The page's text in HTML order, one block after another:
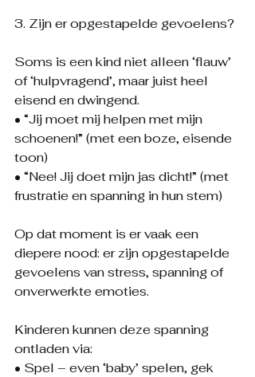
3. Zijn er opgestapelde gevoelens?
Soms is een kind niet alleen ‘flauw’
of ‘hulpvragend’, maar juist heel
eisend en dwingend.
• “Jij moet mij helpen met mijn
schoenen!” (met een boze, eisende
toon)
• “Nee! Jij doet mijn jas dicht!” (met
frustratie en spanning in hun stem)
Op dat moment is er vaak een
diepere nood: er zijn opgestapelde
gevoelens van stress, spanning of
onverwerkte emoties.
Kinderen kunnen deze spanning
ontladen via:
• Spel – even ‘baby’ spelen, gek